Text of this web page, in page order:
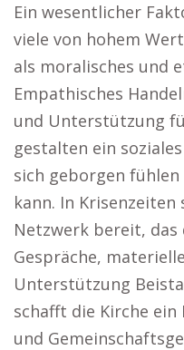
Ein wesentlicher
viele von hohem
als moralisches und
Empathisches
und Unterstützung
gestalten ein
sich geborgen
kann. In
Netzwerk bereit, das
Gespräche,
Unterstützung
schafft die Kirche
und